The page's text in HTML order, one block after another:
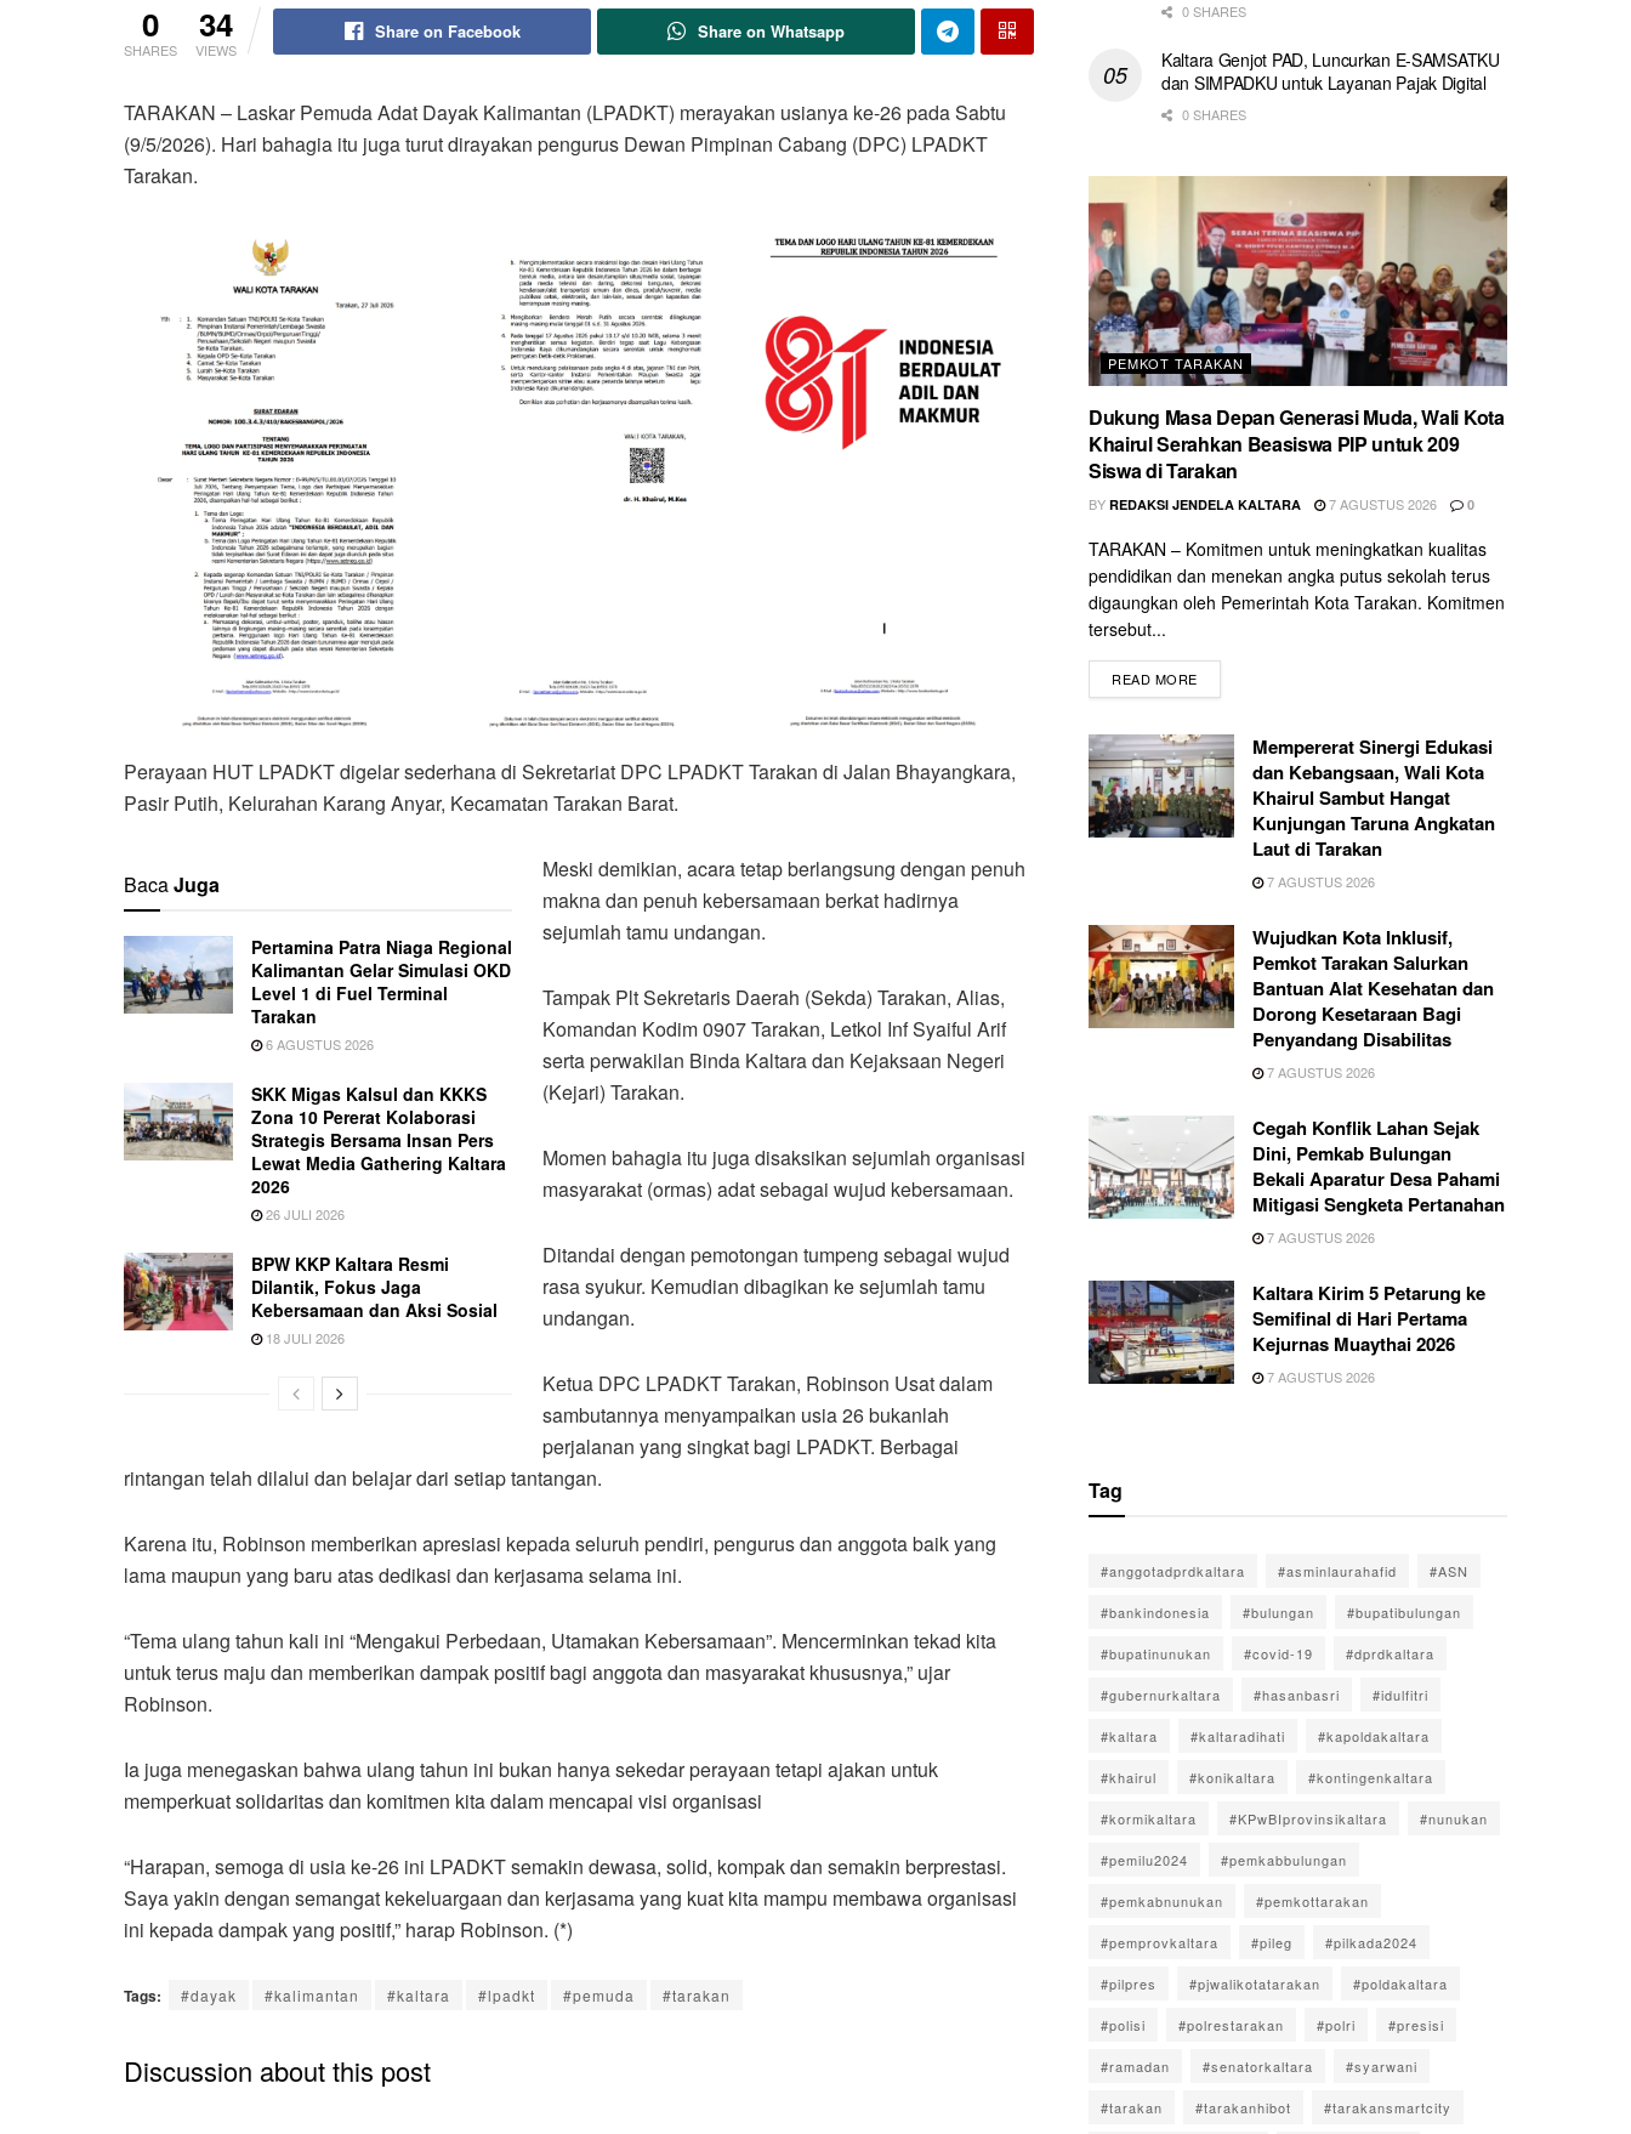
0
SHARES
34
VIEWS
Share on Facebook Share on Whatsapp
TARAKAN – Laskar Pemuda Adat Dayak Kalimantan (LPADKT) merayakan usianya ke-26 pada Sabtu
(9/5/2026). Hari bahagia itu juga turut dirayakan pengurus Dewan Pimpinan Cabang (DPC) LPADKT
Tarakan.
Perayaan HUT LPADKT digelar sederhana di Sekretariat DPC LPADKT Tarakan di Jalan Bhayangkara,
Pasir Putih, Kelurahan Karang Anyar, Kecamatan Tarakan Barat.
BacaJuga
Pertamina Patra Niaga Regional
Kalimantan Gelar Simulasi OKD
Level 1 di Fuel Terminal
Tarakan
6 AGUSTUS 2026
SKK Migas Kalsul dan KKKS
Zona 10 Pererat Kolaborasi
Strategis Bersama Insan Pers
Lewat Media Gathering Kaltara
2026
26 JULI 2026
BPW KKP Kaltara Resmi
Dilantik, Fokus Jaga
Kebersamaan dan Aksi Sosial
18 JULI 2026
Meski demikian, acara tetap berlangsung dengan penuh
makna dan penuh kebersamaan berkat hadirnya
sejumlah tamu undangan.
Tampak Plt Sekretaris Daerah (Sekda) Tarakan, Alias,
Komandan Kodim 0907 Tarakan, Letkol Inf Syaiful Arif
serta perwakilan Binda Kaltara dan Kejaksaan Negeri
(Kejari) Tarakan.
Momen bahagia itu juga disaksikan sejumlah organisasi
masyarakat (ormas) adat sebagai wujud kebersamaan.
Ditandai dengan pemotongan tumpeng sebagai wujud
rasa syukur. Kemudian dibagikan ke sejumlah tamu
undangan.
Ketua DPC LPADKT Tarakan, Robinson Usat dalam
sambutannya menyampaikan usia 26 bukanlah
perjalanan yang singkat bagi LPADKT. Berbagai
rintangan telah dilalui dan belajar dari setiap tantangan.
Karena itu, Robinson memberikan apresiasi kepada seluruh pendiri, pengurus dan anggota baik yang
lama maupun yang baru atas dedikasi dan kerjasama selama ini.
“Tema ulang tahun kali ini “Mengakui Perbedaan, Utamakan Kebersamaan”. Mencerminkan tekad kita
untuk terus maju dan memberikan dampak positif bagi anggota dan masyarakat khususnya,” ujar
Robinson.
Ia juga menegaskan bahwa ulang tahun ini bukan hanya sekedar perayaan tetapi ajakan untuk
memperkuat solidaritas dan komitmen kita dalam mencapai visi organisasi
“Harapan, semoga di usia ke-26 ini LPADKT semakin dewasa, solid, kompak dan semakin berprestasi.
Saya yakin dengan semangat kekeluargaan dan kerjasama yang kuat kita mampu membawa organisasi
ini kepada dampak yang positif,” harap Robinson. (*)
Tags: #dayak #kalimantan #kaltara #lpadkt #pemuda #tarakan
Discussion about this post
0 SHARES
Kaltara Genjot PAD, Luncurkan E-SAMSATKU
dan SIMPADKU untuk Layanan Pajak Digital
0 SHARES
PEMKOT TARAKAN
Dukung Masa Depan Generasi Muda, Wali Kota
Khairul Serahkan Beasiswa PIP untuk 209
Siswa di Tarakan
BY REDAKSI JENDELA KALTARA 7 AGUSTUS 2026 0
TARAKAN – Komitmen untuk meningkatkan kualitas
pendidikan dan menekan angka putus sekolah terus
digaungkan oleh Pemerintah Kota Tarakan. Komitmen
tersebut...
READ MORE
Mempererat Sinergi Edukasi
dan Kebangsaan, Wali Kota
Khairul Sambut Hangat
Kunjungan Taruna Angkatan
Laut di Tarakan
7 AGUSTUS 2026
Wujudkan Kota Inklusif,
Pemkot Tarakan Salurkan
Bantuan Alat Kesehatan dan
Dorong Kesetaraan Bagi
Penyandang Disabilitas
7 AGUSTUS 2026
Cegah Konflik Lahan Sejak
Dini, Pemkab Bulungan
Bekali Aparatur Desa Pahami
Mitigasi Sengketa Pertanahan
7 AGUSTUS 2026
Kaltara Kirim 5 Petarung ke
Semifinal di Hari Pertama
Kejurnas Muaythai 2026
7 AGUSTUS 2026
Tag
#anggotadprdkaltara #asminlaurahafid #ASN
#bankindonesia #bulungan #bupatibulungan
#bupatinunukan #covid-19 #dprdkaltara
#gubernurkaltara #hasanbasri #idulfitri
#kaltara #kaltaradihati #kapoldakaltara
#khairul #konikaltara #kontingenkaltara
#kormikaltara #KPwBIprovinsikaltara #nunukan
#pemilu2024 #pemkabbulungan
#pemkabnunukan #pemkottarakan
#pemprovkaltara #pileg #pilkada2024
#pilpres #pjwalikotatarakan #poldakaltara
#polisi #polrestarakan #polri #presisi
#ramadan #senatorkaltara #syarwani
#tarakan #tarakanhibot #tarakansmartcity